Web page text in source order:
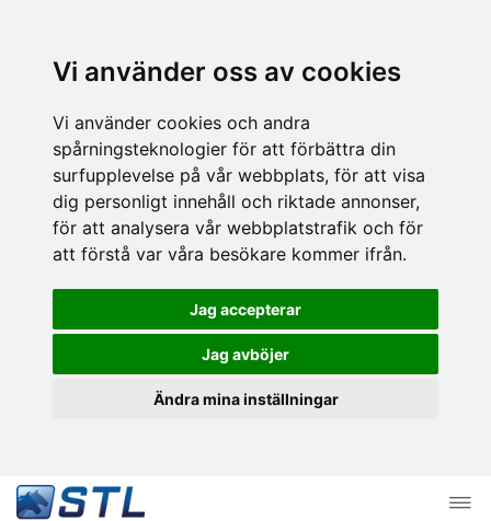
Vi använder oss av cookies
Vi använder cookies och andra
spårningsteknologier för att förbättra din
surfupplevelse på vår webbplats, för att visa
dig personligt innehåll och riktade annonser,
för att analysera vår webbplatstrafik och för
att förstå var våra besökare kommer ifrån.
Jag accepterar
Jag avböjer
Ändra mina inställningar